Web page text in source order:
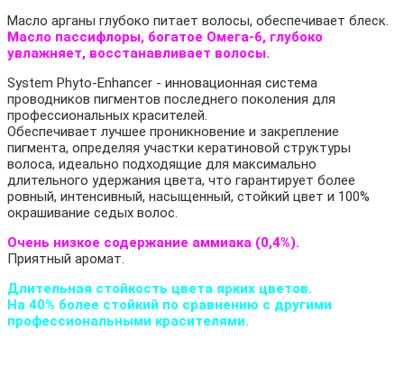
Масло арганы глубоко питает волосы, обеспечивает блеск.
Масло пассифлоры, богатое Омега-6, глубоко
увлажняет, восстанавливает волосы.
System Phyto-Enhancer - инновационная система
проводников пигментов последнего поколения для
профессиональных красителей.
Обеспечивает лучшее проникновение и закрепление
пигмента, определяя участки кератиновой структуры
волоса, идеально подходящие для максимально
длительного удержания цвета, что гарантирует более
ровный, интенсивный, насыщенный, стойкий цвет и 100%
окрашивание седых волос.
Очень низкое содержание аммиака (0,4%).
Приятный аромат.
Длительная стойкость цвета ярких цветов.
На 40% более стойкий по сравнению с другими
профессиональными красителями.